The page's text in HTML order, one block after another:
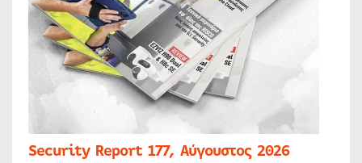
Security Report 177, Αύγουστος 2026